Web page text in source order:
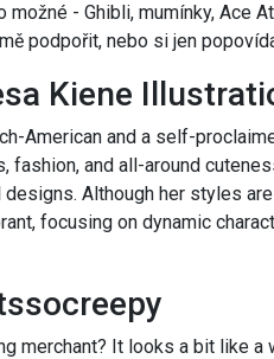
možné - Ghibli, mumínky, Ace
podpořit, nebo si jen
Kiene
American and a self-
fashion, and all-around
Although her styles
focusing on dynamic
merchant? It looks a bit like a